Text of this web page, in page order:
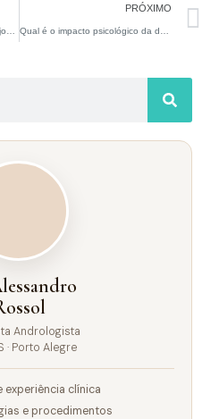
PRÓXIMO
Andrologista
· Porto Alegre
experiência clínica
e procedimentos